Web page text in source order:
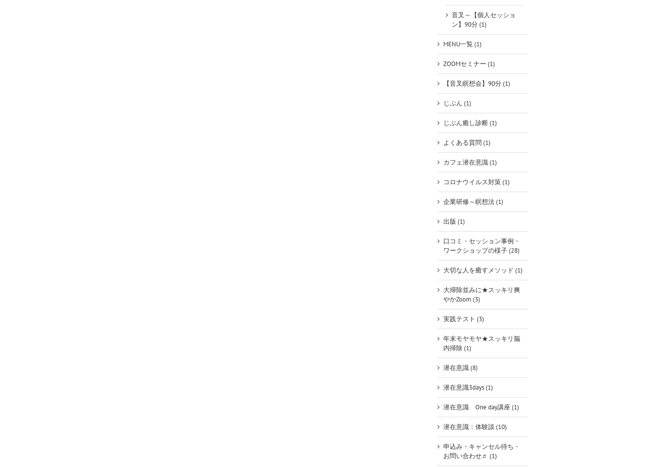
音叉～【個人セッショ
ン】90分 (1)
MENU一覧 (1)
ZOOMセミナー (1)
【音叉瞑想会】90分 (1)
じぶん (1)
じぶん癒し診断 (1)
よくある質問 (1)
カフェ潜在意識 (1)
コロナウイルス対策 (1)
企業研修～瞑想法 (1)
出版 (1)
口コミ・セッション事例・
ワークショップの様子 (28)
大切な人を癒すメソッド (1)
大掃除並みに★スッキリ爽
やかZoom (3)
実践テスト (3)
年末モヤモヤ★スッキリ脳
内掃除 (1)
潜在意識 (8)
潜在意識3days (1)
潜在意識 One day講座 (1)
潜在意識：体験談 (10)
申込み・キャンセル待ち・
お問い合わせ♬ (1)